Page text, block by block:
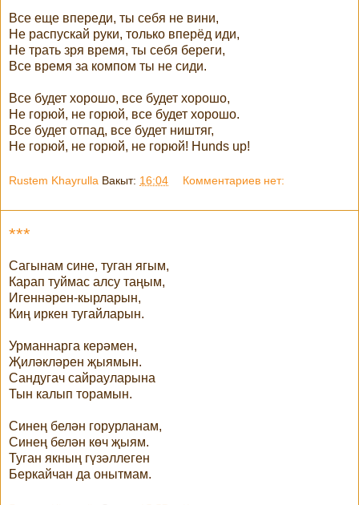
Все еще впереди, ты себя не вини,
Не распускай руки, только вперёд иди,
Не трать зря время, ты себя береги,
Все время за компом ты не сиди.
Все будет хорошо, все будет хорошо,
Не горюй, не горюй, все будет хорошо.
Все будет отпад, все будет ништяг,
Не горюй, не горюй, не горюй! Hunds up!
Rustem Khayrulla Вакыт: 16:04 Комментариев нет:
***
Сагынам сине, туган ягым,
Карап туймас алсу таңым,
Игеннәрен-кырларын,
Киң иркен тугайларын.
Урманнарга керәмен,
Җиләкләрен җыямын.
Сандугач сайрауларына
Тын калып торамын.
Синең белән горурланам,
Синең белән көч җыям.
Туган якның гүзәллеген
Беркайчан да онытмам.